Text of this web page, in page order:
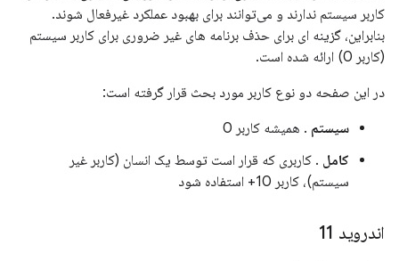
کاربر سیستم ندارند و می‌توانند برای بهبود عملکرد غیرفعال شوند.
بنابراین، گزینه ای برای حذف برنامه های غیر ضروری برای کاربر سیستم
(کاربر 0) ارائه شده است.
در این صفحه دو نوع کاربر مورد بحث قرار گرفته است:
سیستم . همیشه کاربر 0
کامل . کاربری که قرار است توسط یک انسان (کاربر غیر
سیستم)، کاربر 10+ استفاده شود
اندروید 11